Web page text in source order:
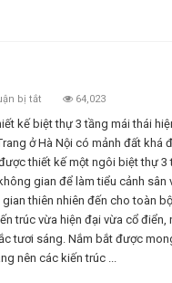
bị tắtở
thự
3
tầng
mái
thái
hiện
đại
80m2
64,023
kế biệt thự 3 tầng mái thái
ở Hà Nội có mảnh đất khá
thiết kế một ngôi biệt thự 3
gian để làm tiểu cảnh sân
gian thiên nhiên đến cho toàn
trúc vừa hiện đại vừa cổ điển,
tươi sáng. Nắm bắt được
nên các kiến trúc ...